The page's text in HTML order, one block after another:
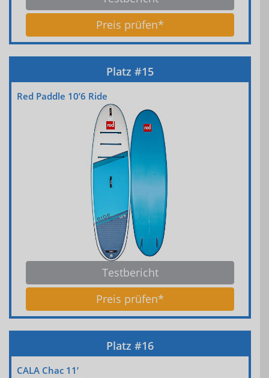
Preis prüfen*
Red Paddle 10’6 Ride
Testbericht
Preis prüfen*
CALA Chac 11’